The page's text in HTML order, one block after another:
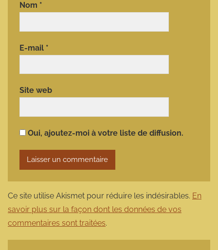
Nom *
E-mail *
Site web
Oui, ajoutez-moi à votre liste de diffusion.
Ce site utilise Akismet pour réduire les indésirables. En
savoir plus sur la façon dont les données de vos
commentaires sont traitées.